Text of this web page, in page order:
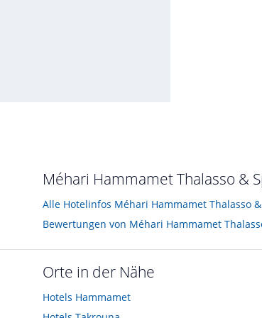
Méhari Hammamet Thalasso &
Orte in der Nähe
Hotels Hammamet